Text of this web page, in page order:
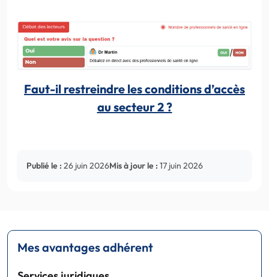
Faut-il restreindre les conditions d’accès
au secteur 2 ?
Publié le : 26 juin 2026Mis à jour le : 17 juin 2026
Mes avantages adhérent